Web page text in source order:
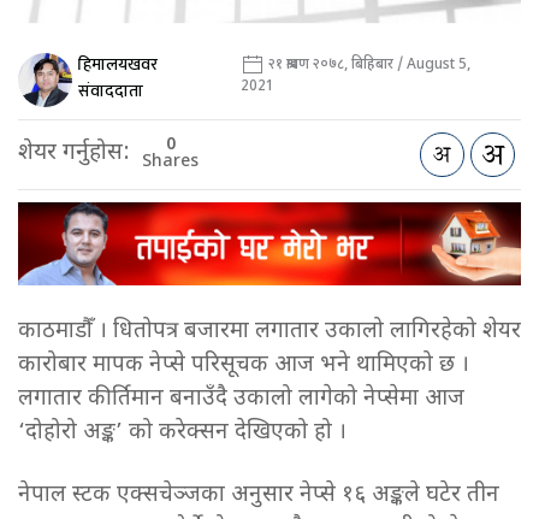
हिमालयखवर
संवाददाता
२१ श्रावण २०७८, बिहिबार / August 5,
2021
शेयर गर्नुहोस: 0
Shares
काठमाडौँ । धितोपत्र बजारमा लगातार उकालो लागिरहेको शेयर
कारोबार मापक नेप्से परिसूचक आज भने थामिएको छ ।
लगातार कीर्तिमान बनाउँदै उकालो लागेको नेप्सेमा आज
‘दोहोरो अङ्क’ को करेक्सन देखिएको हो ।
नेपाल स्टक एक्सचेञ्जका अनुसार नेप्से १६ अङ्कले घटेर तीन